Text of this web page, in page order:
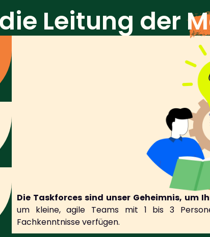
Leitung der
Die Taskforces sind unser Geheimnis, um
um kleine, agile Teams mit 1 bis 3
Fachkenntnisse verfügen.